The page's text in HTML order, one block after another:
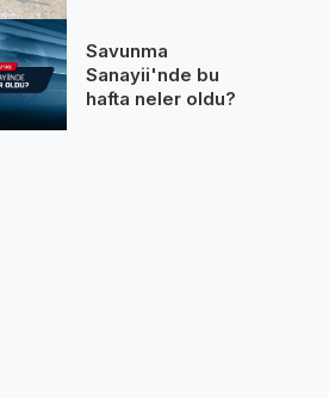
Savunma
Sanayii'nde bu
hafta neler oldu?